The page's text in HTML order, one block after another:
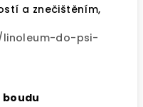
a znečištěním,
linoleum-do-psi-
boudu